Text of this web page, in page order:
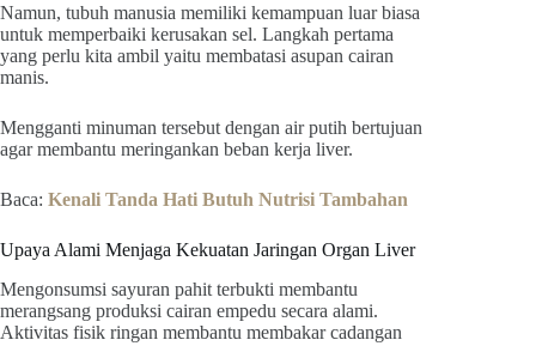
Namun, tubuh manusia memiliki kemampuan luar biasa
untuk memperbaiki kerusakan sel. Langkah pertama
yang perlu kita ambil yaitu membatasi asupan cairan
manis.
Mengganti minuman tersebut dengan air putih bertujuan
agar membantu meringankan beban kerja liver.
Baca: Kenali Tanda Hati Butuh Nutrisi Tambahan
Upaya Alami Menjaga Kekuatan Jaringan Organ Liver
Mengonsumsi sayuran pahit terbukti membantu
merangsang produksi cairan empedu secara alami.
Aktivitas fisik ringan membantu membakar cadangan